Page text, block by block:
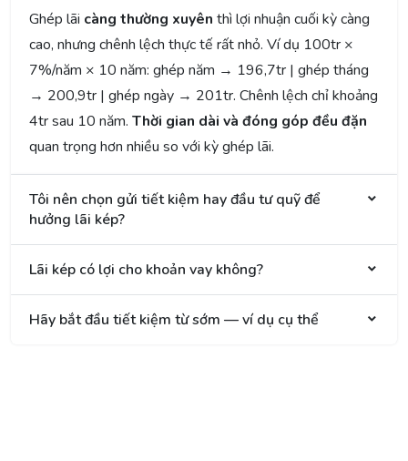
Ghép lãi càng thường xuyên thì lợi nhuận cuối kỳ càng
cao, nhưng chênh lệch thực tế rất nhỏ. Ví dụ 100tr ×
7%/năm × 10 năm: ghép năm → 196,7tr | ghép tháng
→ 200,9tr | ghép ngày → 201tr. Chênh lệch chỉ khoảng
4tr sau 10 năm. Thời gian dài và đóng góp đều đặn
quan trọng hơn nhiều so với kỳ ghép lãi.
Tôi nên chọn gửi tiết kiệm hay đầu tư quỹ để
hưởng lãi kép?
Lãi kép có lợi cho khoản vay không?
Hãy bắt đầu tiết kiệm từ sớm — ví dụ cụ thể